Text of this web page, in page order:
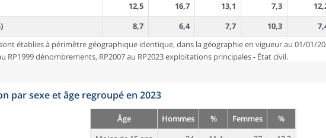
12,5 16,7 13,1 7,3
8,7 6,4 7,7 10,3
établies à périmètre géographique identique, dans la géographie en vigueur au 01/01/
RP1999 dénombrements, RP2007 au RP2023 exploitations principales - État civil.
par sexe et âge regroupé en 2023
Âge Hommes % Femmes
%